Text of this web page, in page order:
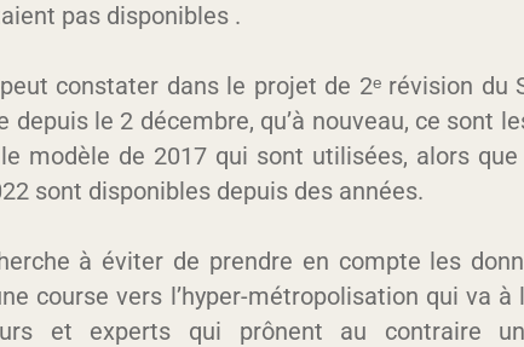
pas disponibles .
constater dans le projet de 2ᵉ révision du
depuis le 2 décembre, qu’à nouveau, ce sont
le modèle de 2017 qui sont utilisées, alors
sont disponibles depuis des années.
à éviter de prendre en compte les
course vers l’hyper-métropolisation qui va à
et experts qui prônent au contraire